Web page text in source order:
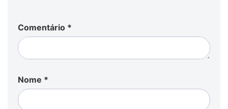
Comentário *
Nome *